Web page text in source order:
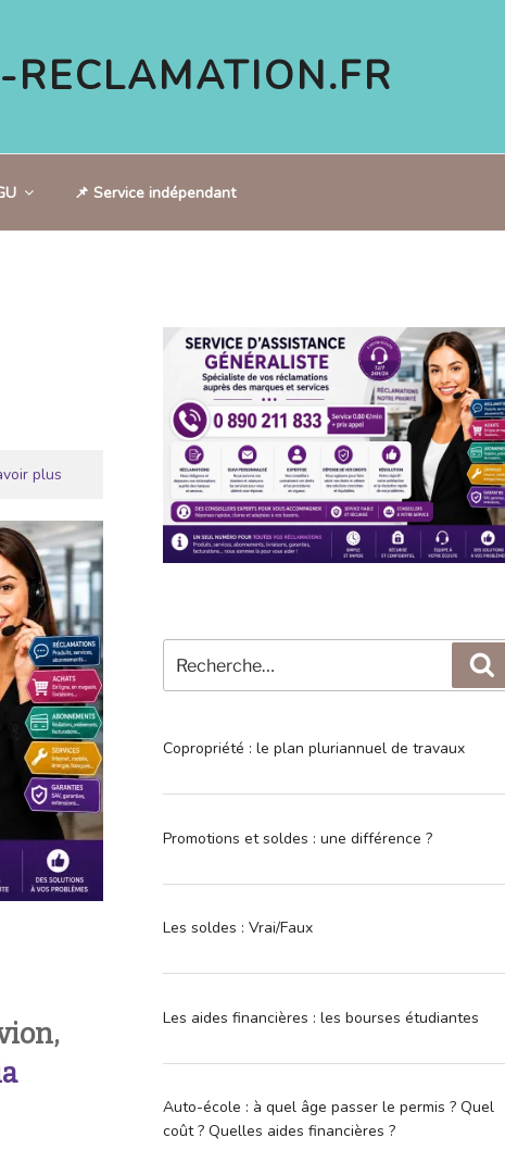
📌 Service indépendant
plus
pour
:
Copropriété : le plan pluriannuel de travaux
Promotions et soldes : une différence ?
Les soldes : Vrai/Faux
Les aides financières : les bourses étudiantes
Auto-école : à quel âge passer le permis ? Quel
coût ? Quelles aides financières ?